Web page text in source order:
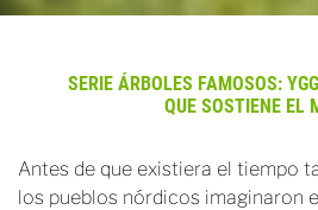
SERIE ÁRBOLES FAMOSOS:
QUE SOSTIENE EL
Antes de que existiera el tiempo
los pueblos nórdicos imaginaron